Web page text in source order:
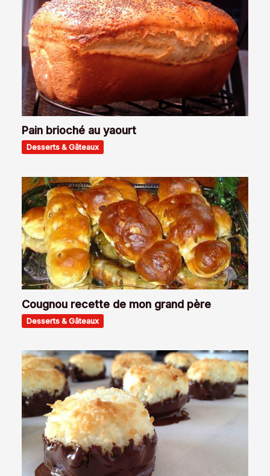
Pain brioché au yaourt
Desserts & Gâteaux
Cougnou recette de mon grand père
Desserts & Gâteaux